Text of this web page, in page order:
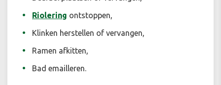
Riolering ontstoppen,
Klinken herstellen of vervangen,
Ramen afkitten,
Bad emailleren.